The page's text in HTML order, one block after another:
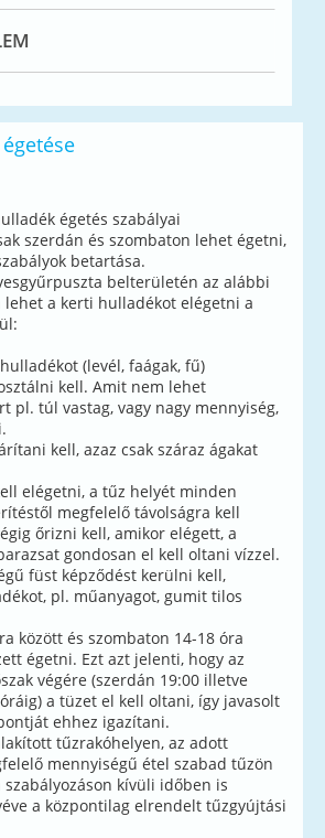
égetés szabályai
szerdán és szombaton lehet égetni,
betartása.
belterületén az alábbi
lehet a kerti hulladékot elégetni a
(levél, faágak, fű)
kell. Amit nem lehet
pl. túl vastag, vagy nagy mennyiség,
kell, azaz csak száraz ágakat
elégetni, a tűz helyét minden
megfelelő távolságra kell
őrizni kell, amikor elégett, a
gondosan el kell oltani vízzel.
füst képződést kerülni kell,
pl. műanyagot, gumit tilos
között és szombaton 14-18 óra
égetni. Ezt azt jelenti, hogy az
végére (szerdán 19:00 illetve
a tüzet el kell oltani, így javasolt
ehhez igazítani.
tűzrakóhelyen, az adott
mennyiségű étel szabad tűzön
szabályozáson kívüli időben is
a központilag elrendelt tűzgyújtási